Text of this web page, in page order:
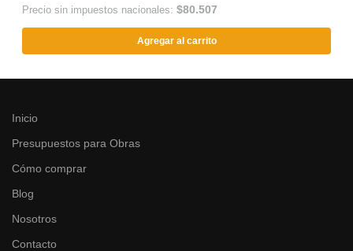
Precio sin impuestos nacionales: $80.507
Agregar al carrito
Inicio
Presupuestos para Obras
Cómo comprar
Blog
Nosotros
Contacto